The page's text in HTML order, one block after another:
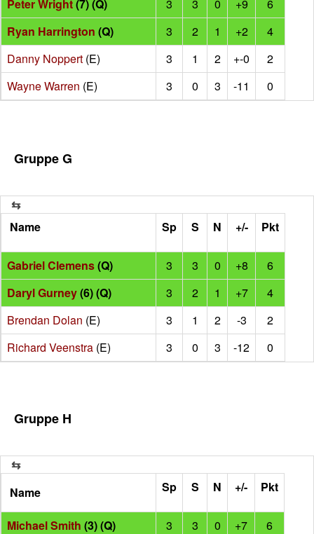
Peter Wright(7) (Q) 3 3 0 +9
6
Ryan Harrington (Q) 3 2 1 +2
4
Danny Noppert (E) 3 1 2 +-0
2
Wayne Warren (E) 3 0 3 -11 0
Gruppe G
Name Sp S N +/- Pkt
Gabriel Clemens(Q) 3 3 0 +8
6
Daryl Gurney(6) (Q) 3 2 1 +7
4
Brendan Dolan (E) 3 1 2 -3
2
Richard Veenstra (E) 3 0 3 -12 0
Gruppe H
Name Sp S N +/- Pkt
Michael Smith (3) (Q) 3 3 0 +7
6